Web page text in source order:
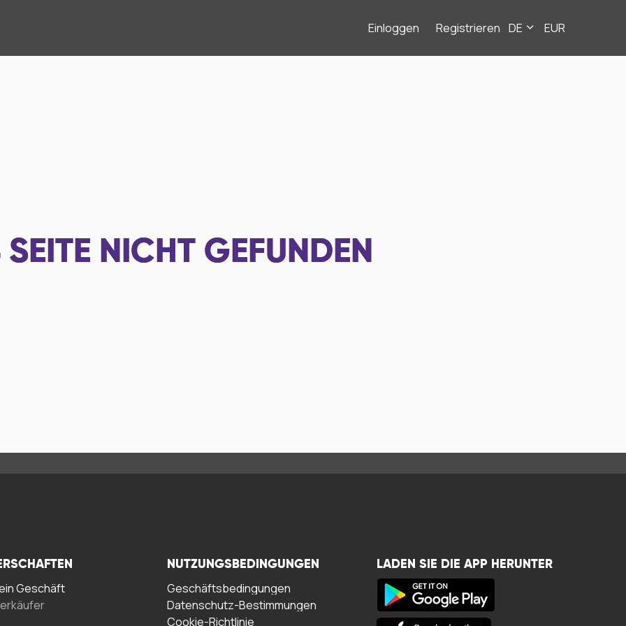
Einloggen Registrieren DE EUR
SEITE NICHT GEFUNDEN
Geschäft
NUTZUNGSBEDINGUNGEN
Geschäftsbedingungen
Datenschutz-Bestimmungen
Cookie-Richtlinie
LADEN SIE DIE APP HERUNTER